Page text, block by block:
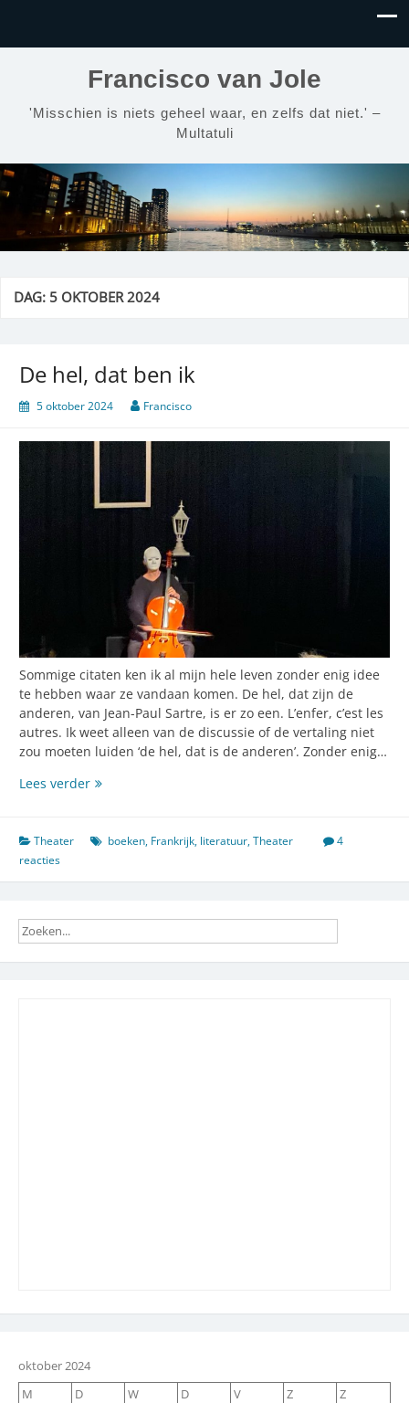
Francisco van Jole
'Misschien is niets geheel waar, en zelfs dat niet.' –
Multatuli
DAG: 5 OKTOBER 2024
De hel, dat ben ik
5 oktober 2024 Francisco
Sommige citaten ken ik al mijn hele leven zonder enig idee
te hebben waar ze vandaan komen. De hel, dat zijn de
anderen, van Jean-Paul Sartre, is er zo een. L’enfer, c’est les
autres. Ik weet alleen van de discussie of de vertaling niet
zou moeten luiden ‘de hel, dat is de anderen’. Zonder enig…
Lees verderDe
ben
Theater boeken, Frankrijk, literatuur,Theater
4
reacties
oktober 2024
M
D W D V Z
Z